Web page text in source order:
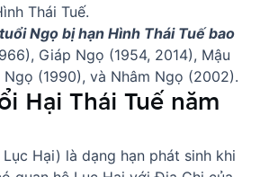
Thái Tuế.
Ngọ bị hạn Hình Thái Tuế bao
Giáp Ngọ (1954, 2014), Mậu
Ngọ (1990), và Nhâm Ngọ (2002).
Hại Thái Tuế năm
Lục Hại) là dạng hạn phát sinh khi